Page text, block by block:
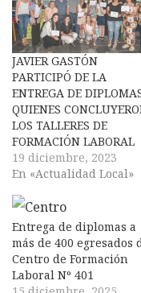
JAVIER GASTÓN
PARTICIPÓ DE LA
ENTREGA DE
QUIENES
LOS TALLERES DE
FORMACIÓN LABORAL
19 diciembre, 2023
En «Actualidad Local»
Entrega de diplomas a
más de 400 egresados
Centro de Formación
Laboral Nº 401